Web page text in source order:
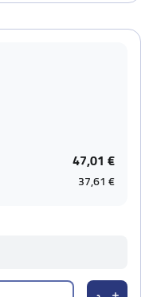
47,01 €
37,61 €